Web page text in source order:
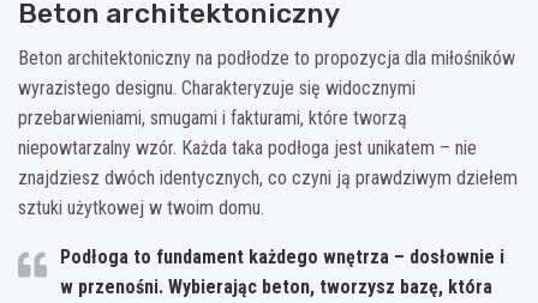
Beton architektoniczny
Beton architektoniczny na podłodze to propozycja dla miłośników
wyrazistego designu. Charakteryzuje się widocznymi
przebarwieniami, smugami i fakturami, które tworzą
niepowtarzalny wzór. Każda taka podłoga jest unikatem – nie
znajdziesz dwóch identycznych, co czyni ją prawdziwym dziełem
sztuki użytkowej w twoim domu.
Podłoga to fundament każdego wnętrza – dosłownie i
w przenośni. Wybierając beton, tworzysz bazę, która